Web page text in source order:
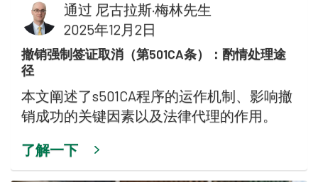
通过 尼古拉斯·梅林先生
2025年12月2日
撤销强制签证取消（第501CA条）：酌情处理途
径
本文阐述了s501CA程序的运作机制、影响撤
销成功的关键因素以及法律代理的作用。
了解一下